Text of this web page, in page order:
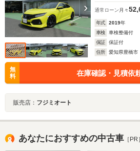
通常ローン 月々
年式 2019年
車検
車検整備付
保証
保証付
住所
愛知県豊橋市
無
料
在庫確認・見積依
販売店： フジミオート
あなたにおすすめの中古車 ［PR］